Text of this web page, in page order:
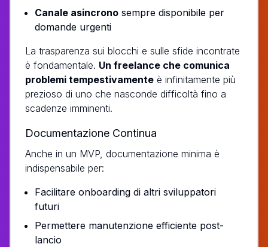
Canale asincrono sempre disponibile per
domande urgenti
La trasparenza sui blocchi e sulle sfide incontrate
è fondamentale. Un freelance che comunica
problemi tempestivamente è infinitamente più
prezioso di uno che nasconde difficoltà fino a
scadenze imminenti.
Documentazione Continua
Anche in un MVP, documentazione minima è
indispensabile per:
Facilitare onboarding di altri sviluppatori
futuri
Permettere manutenzione efficiente post-
lancio